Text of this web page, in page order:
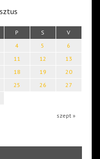
P S V
szept »
4 5
6
11 12
13
18 19
20
25 26
27